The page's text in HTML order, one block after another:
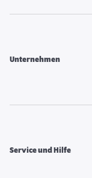
Unternehmen
Service und Hilfe